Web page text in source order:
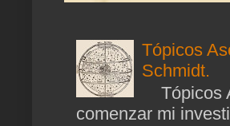
Tópicos
Schmidt.
Tópicos
comenzar mi